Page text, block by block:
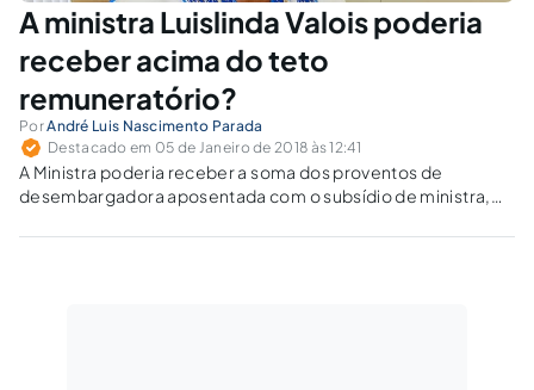
A ministra Luislinda Valois poderia
receber acima do teto
remuneratório?
PorAndré Luis Nascimento Parada
Destacado em 05 de Janeiro de 2018 às 12:41
A Ministra poderia receber a soma dos proventos de
desembargadora aposentada com o subsídio de ministra,